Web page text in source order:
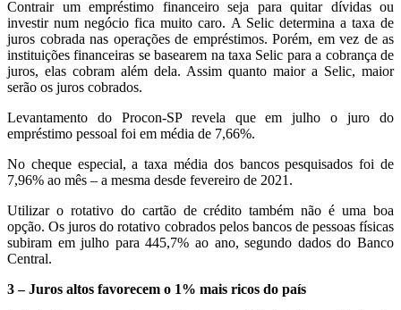
Contrair um empréstimo financeiro seja para quitar dívidas ou
investir num negócio fica muito caro. A Selic determina a taxa de
juros cobrada nas operações de empréstimos. Porém, em vez de as
instituições financeiras se basearem na taxa Selic para a cobrança de
juros, elas cobram além dela. Assim quanto maior a Selic, maior
serão os juros cobrados.
Levantamento do Procon-SP revela que em julho o juro do
empréstimo pessoal foi em média de 7,66%.
No cheque especial, a taxa média dos bancos pesquisados foi de
7,96% ao mês – a mesma desde fevereiro de 2021.
Utilizar o rotativo do cartão de crédito também não é uma boa
opção. Os juros do rotativo cobrados pelos bancos de pessoas físicas
subiram em julho para 445,7% ao ano, segundo dados do Banco
Central.
3 – Juros altos favorecem o 1% mais ricos do país